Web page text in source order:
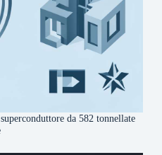
da 582 tonnellate